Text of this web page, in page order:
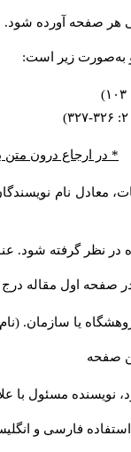
هر صفحه آورده شود.
و به‌صورت زیر است:
* در ارجاع درون متن
معادل نام
نظر گرفته شود.
صفحه اول مقاله
یا سازمان.
صفحه
نویسنده مسئول
استفاده فارسی و